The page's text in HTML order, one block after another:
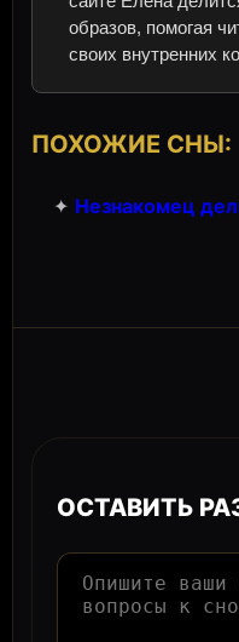
образов, помогая
своих внутренних
ПОХОЖИЕ СНЫ:
✦ Незнакомец
ОСТАВИТЬ